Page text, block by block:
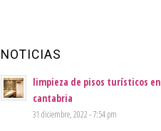
NOTICIAS
limpieza de pisos turísticos en
cantabria
31 diciembre, 2022 - 7:54 pm